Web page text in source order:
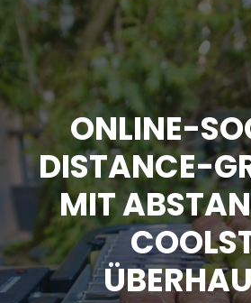
ONLINE-
DISTANCE-
MIT